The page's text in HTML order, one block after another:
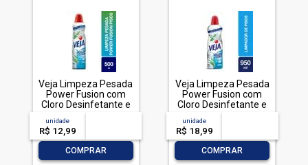
Veja Limpeza Pesada
Power Fusion com
Cloro Desinfetante e
Limpador 500mL
unidade
R$ 12,99
COMPRAR
Veja Limpeza Pesada
Power Fusion com
Cloro Desinfetante e
Limpador 950mL
unidade
R$ 18,99
COMPRAR